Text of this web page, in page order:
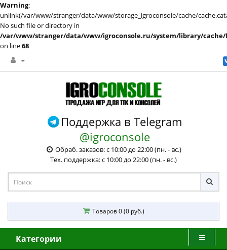
Warning:
unlink(/var/www/stranger/data/www/storage_igroconsole/cache/
No such file or directory in
/var/www/stranger/data/www/igroconsole.ru/system/library/
on line68
Поддержка в Telegram
@igroconsole
Обраб. заказов: с 10:00 до 22:00 (пн. - вс.)
Тех. поддержка: с 10:00 до 22:00 (пн. - вс.)
Товаров 0 (0 руб.)
Категории